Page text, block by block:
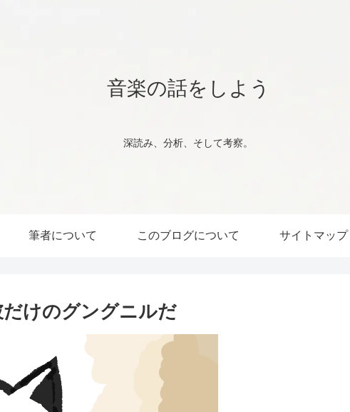
音楽の話をしよう
深読み、分析、そして考察。
筆者について このブログについて サイトマップ
けのグングニルだ